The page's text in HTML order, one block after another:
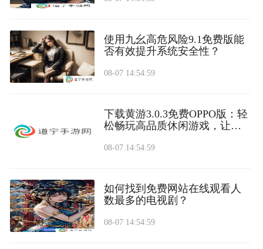
使用九幺高危风险9.1免费版能
否有效提升系统安全性？
08-07 14:54:59
下载黄游3.0.3免费OPPO版：轻
松畅玩高品质休闲游戏，让你
08-07 14:54:59
如何找到免费网站在线观看人
数最多的电视剧？
08-07 14:54:59